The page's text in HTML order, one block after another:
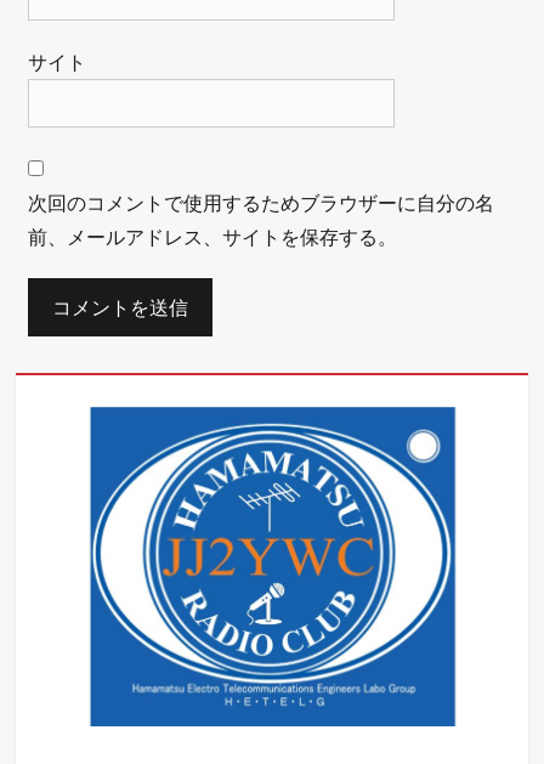
サイト
次回のコメントで使用するためブラウザーに自分の名
前、メールアドレス、サイトを保存する。